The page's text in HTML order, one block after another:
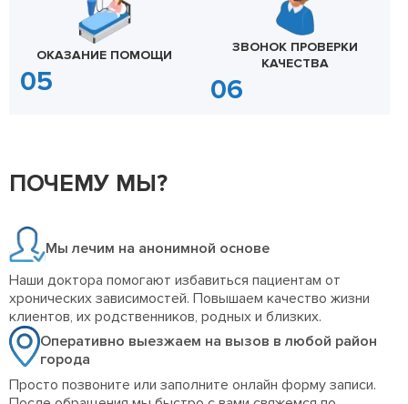
ОКАЗАНИЕ ПОМОЩИ
ЗВОНОК ПРОВЕРКИ
КАЧЕСТВА
ПОЧЕМУ МЫ?
Мы лечим на анонимной основе
Наши доктора помогают избавиться пациентам от
хронических зависимостей. Повышаем качество жизни
клиентов, их родственников, родных и близких.
Оперативно выезжаем на вызов в любой район
города
Просто позвоните или заполните онлайн форму записи.